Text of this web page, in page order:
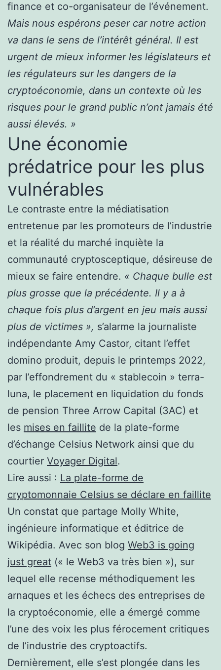
finance et co-organisateur de l’événement.
Mais nous espérons peser car notre action
va dans le sens de l’intérêt général. Il est
urgent de mieux informer les législateurs et
les régulateurs sur les dangers de la
cryptoéconomie, dans un contexte où les
risques pour le grand public n’ont jamais été
aussi élevés. »
Une économie
prédatrice pour les plus
vulnérables
Le contraste entre la médiatisation
entretenue par les promoteurs de l’industrie
et la réalité du marché inquiète la
communauté cryptosceptique, désireuse de
mieux se faire entendre. « Chaque bulle est
plus grosse que la précédente. Il y a à
chaque fois plus d’argent en jeu mais aussi
plus de victimes », s’alarme la journaliste
indépendante Amy Castor, citant l’effet
domino produit, depuis le printemps 2022,
par l’effondrement du « stablecoin » terra-
luna, le placement en liquidation du fonds
de pension Three Arrow Capital (3AC) et
les mises en faillite de la plate-forme
d’échange Celsius Network ainsi que du
courtier Voyager Digital.
Lire aussi : La plate-forme de
cryptomonnaie Celsius se déclare en faillite
Un constat que partage Molly White,
ingénieure informatique et éditrice de
Wikipédia. Avec son blog Web3 is going
just great (« le Web3 va très bien »), sur
lequel elle recense méthodiquement les
arnaques et les échecs des entreprises de
la cryptoéconomie, elle a émergé comme
l’une des voix les plus férocement critiques
de l’industrie des cryptoactifs.
Dernièrement, elle s’est plongée dans les